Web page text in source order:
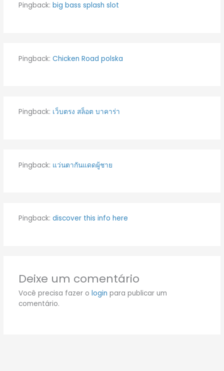
Pingback: big bass splash slot
Pingback: Chicken Road polska
Pingback: เว็บตรง สล็อต บาคาร่า
Pingback: แว่นตากันแดดผู้ชาย
Pingback: discover this info here
Deixe um comentário
Você precisa fazer o login para publicar um
comentário.